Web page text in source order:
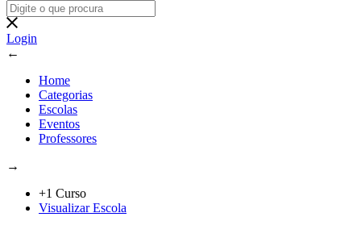
Login
←
Home
Categorias
Escolas
Eventos
Professores
→
+1 Curso
Visualizar Escola